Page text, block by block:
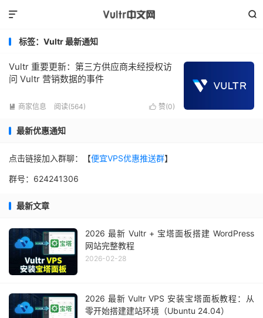


标签：Vultr 最新通知
Vultr 重要更新：第三方供应商未经授权访
问 Vultr 营销数据的事件
 商家信息 阅读(564)  赞(0)
最新优惠通知
点击链接加入群聊：【便宜VPS优惠推送群】
群号：624241306
最新文章
2026 最新 Vultr + 宝塔面板搭建 WordPress
网站完整教程
2026-02-28
2026 最新 Vultr VPS 安装宝塔面板教程：从
零开始搭建建站环境（Ubuntu 24.04）